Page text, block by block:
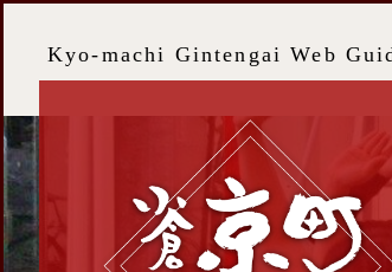
Kyo-machi Gintengai Web